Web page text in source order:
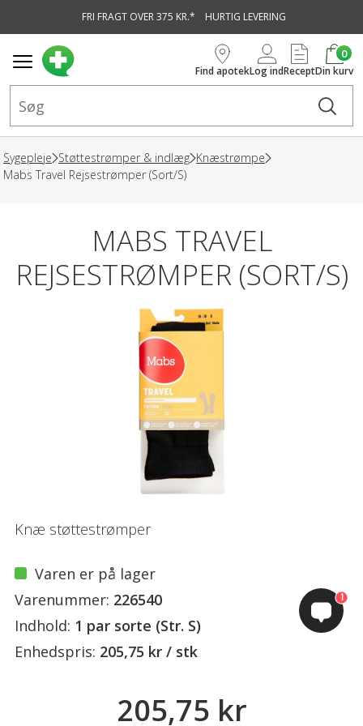
FRI FRAGT OVER 375 KR.* HURTIG LEVERING
Find apotekLog indRecept
0
Din kurv
Sygepleje Støttestrømper & indlæg Knæstrømpe
Mabs Travel Rejsestrømper (Sort/S)
MABS TRAVEL
REJSESTRØMPER (SORT/S)
Knæ støttestrømper
Varen er på lager
Varenummer: 226540
Indhold: 1 par sorte (Str. S)
Enhedspris: 205,75 kr / stk
205,75 kr
1